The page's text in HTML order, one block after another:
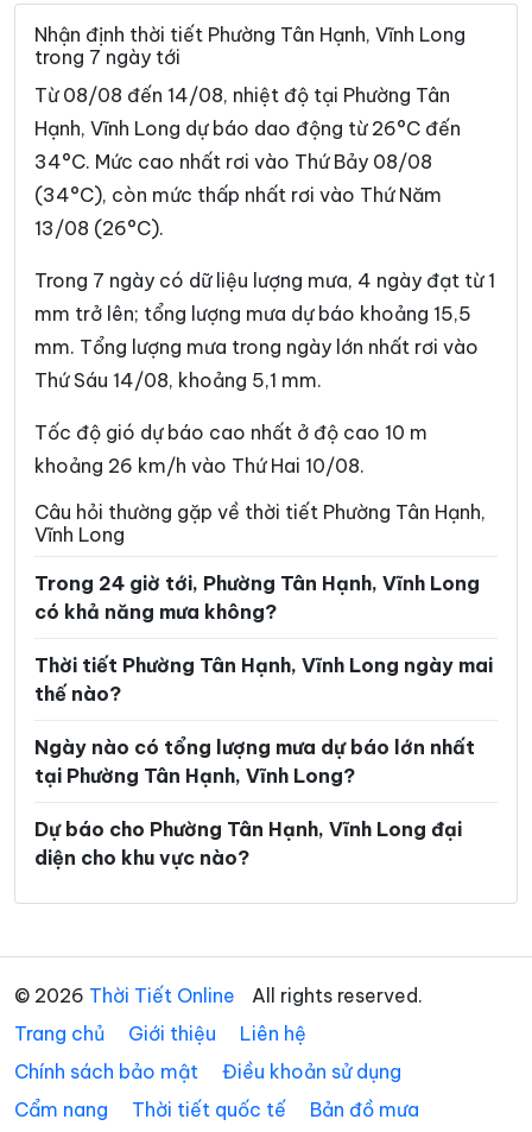
Xã Bình Phú Xã Bình Phước
Xã Cái Ngang
Xã Càng Long Xã Cầu Kè
Xã Cầu Ngang Xã Châu Hòa
Xã Châu Hưng
Xã Đại Điền Xã Đôn Châu
Xã Đông Hải Xã Đồng Khởi
Xã Giao Long
Xã Hàm Giang Xã Hiệp Mỹ
Xã Hòa Bình
Xã Hòa Minh Xã Hùng Hòa
Xã Hưng Khánh Trung
Xã Hưng Nhượng Xã Hương Mỹ
Xã Lộc Thuận Xã Long Hiệp
Xã Long Hồ Xã Long Hòa
Xã Long Vĩnh
Xã Lương Hòa Xã Lương Phú
Xã Lưu Nghiệp Anh Xã Mỏ Cày
Xã Mỹ Chánh Hòa Xã Mỹ Long
Xã Mỹ Thuận Xã Ngãi Tứ
Nhận định thời tiết Phường Tân Hạnh, Vĩnh Long
trong 7 ngày tới
Từ 08/08 đến 14/08, nhiệt độ tại Phường Tân
Hạnh, Vĩnh Long dự báo dao động từ 26°C đến
34°C. Mức cao nhất rơi vào Thứ Bảy 08/08
(34°C), còn mức thấp nhất rơi vào Thứ Năm
13/08 (26°C).
Trong 7 ngày có dữ liệu lượng mưa, 4 ngày đạt từ 1
mm trở lên; tổng lượng mưa dự báo khoảng 15,5
mm. Tổng lượng mưa trong ngày lớn nhất rơi vào
Thứ Sáu 14/08, khoảng 5,1 mm.
Tốc độ gió dự báo cao nhất ở độ cao 10 m
khoảng 26 km/h vào Thứ Hai 10/08.
Câu hỏi thường gặp về thời tiết Phường Tân Hạnh,
Vĩnh Long
Trong 24 giờ tới, Phường Tân Hạnh, Vĩnh Long
có khả năng mưa không?
Thời tiết Phường Tân Hạnh, Vĩnh Long ngày mai
thế nào?
Ngày nào có tổng lượng mưa dự báo lớn nhất
tại Phường Tân Hạnh, Vĩnh Long?
Dự báo cho Phường Tân Hạnh, Vĩnh Long đại
diện cho khu vực nào?
© 2026 Thời Tiết Online
All rights reserved.
Trang chủ
Giới thiệu
Liên hệ
Chính sách bảo mật
Điều khoản sử dụng
Cẩm nang
Thời tiết quốc tế Bản đồ mưa